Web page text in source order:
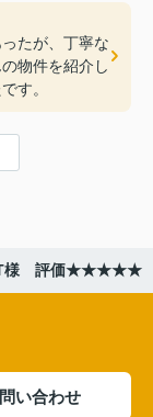
たが、丁寧な
物件を紹介し
す。
様 評価★★★★★
い合わせ